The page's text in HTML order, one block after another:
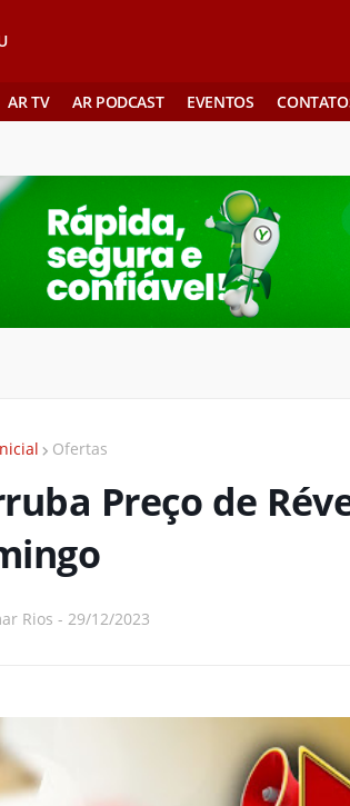
AR TV AR PODCAST EVENTOS
Ofertas
Preço de
Rios - 29/12/2023